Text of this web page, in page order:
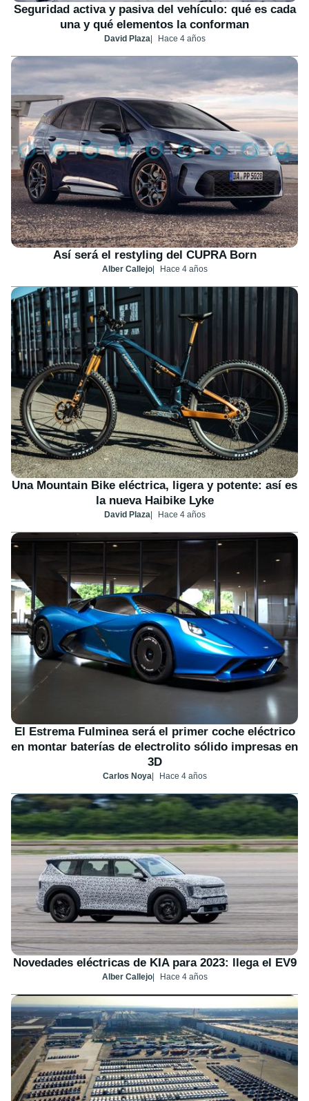
Seguridad activa y pasiva del vehículo: qué es cada
una y qué elementos la conforman
David Plaza Hace 4 años
Así será el restyling del CUPRA Born
Alber Callejo Hace 4 años
Una Mountain Bike eléctrica, ligera y potente: así es
la nueva Haibike Lyke
David Plaza Hace 4 años
El Estrema Fulminea será el primer coche eléctrico
en montar baterías de electrolito sólido impresas en
3D
Carlos Noya Hace 4 años
Novedades eléctricas de KIA para 2023: llega el EV9
Alber Callejo Hace 4 años